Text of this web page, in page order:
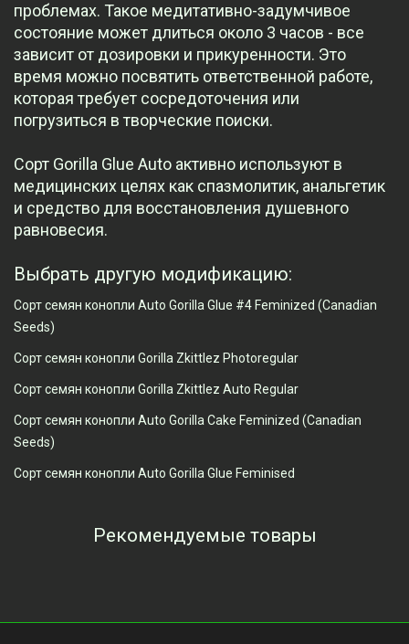
проблемах. Такое медитативно-задумчивое
состояние может длиться около 3 часов - все
зависит от дозировки и прикуренности. Это
время можно посвятить ответственной работе,
которая требует сосредоточения или
погрузиться в творческие поиски.
Сорт Gorilla Glue Auto активно используют в
медицинских целях как спазмолитик, анальгетик
и средство для восстановления душевного
равновесия.
Выбрать другую модификацию:
Сорт семян конопли Auto Gorilla Glue #4 Feminized (Canadian
Seeds)
Сорт семян конопли Gorilla Zkittlez Photoregular
Сорт семян конопли Gorilla Zkittlez Auto Regular
Сорт семян конопли Auto Gorilla Cake Feminized (Canadian
Seeds)
Сорт семян конопли Auto Gorilla Glue Feminised
Рекомендуемые товары